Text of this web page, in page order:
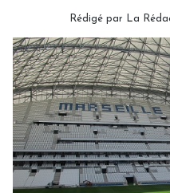
Rédigé par La